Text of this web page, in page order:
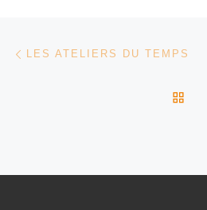
Parcourir les articles
LES ATELIERS DU TEMPS